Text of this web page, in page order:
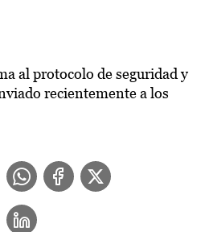
al protocolo de seguridad y
recientemente a los